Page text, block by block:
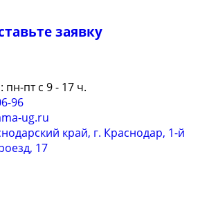
заявку
пт с 9 - 17 ч.
96
ug.ru
край, г. Краснодар, 1-й
17